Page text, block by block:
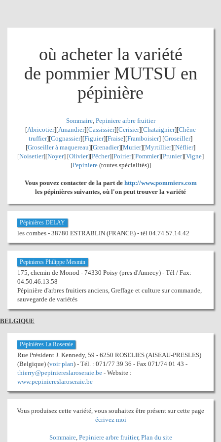
où acheter la variété
de pommier MUTSU en
pépinière
Sommaire, Pepiniere arbre fruitier
[Abricotier][Amandier][Cassissier][Cerisier][Chataignier][Chêne
truffier][Cognassier][Figuier][Fraise][Framboisier] [Groseiller]
[Groseiller à maquereau][Grenadier][Murier][Myrtillier][Néflier]
[Noisetier][Noyer] [Olivier][Pêcher][Poirier][Pommier][Prunier][Vigne]
[Pepiniere(toutes spécialités)]
Vous pouvez contacter de la part de http://www.pommiers.com
les pépinières suivantes, où l'on peut trouver la variété
Pépinières DELAY
les combes - 38780 ESTRABLIN (FRANCE) - tél 04.74.57.14.42
Pepinieres Philippe Mesmin
175, chemin de Monod - 74330 Poisy (pres d'Annecy) - Tél / Fax:
04.50.46.13.58
Pépinière d'arbres fruitiers anciens, Greffage et culture sur commande,
sauvegarde de variétés
BELGIQUE
Pépinières La Roseraie
Rue Président J. Kennedy, 59 - 6250 ROSELIES (AISEAU-PRESLES)
(Belgique) (voir plan) - Tél. : 071/77 39 36 - Fax 071/74 01 43 -
thierry@pepiniereslaroseraie.be - Website :
www.pepiniereslaroseraie.be
Vous produisez cette variété, vous souhaitez être présent sur cette page
écrivez moi
Sommaire, Pepiniere arbre fruitier, Plan du site